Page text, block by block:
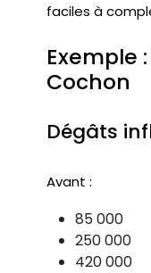
faciles à
Exemple
Cochon
Dégâts
Avant :
85 000
250 000
420 000